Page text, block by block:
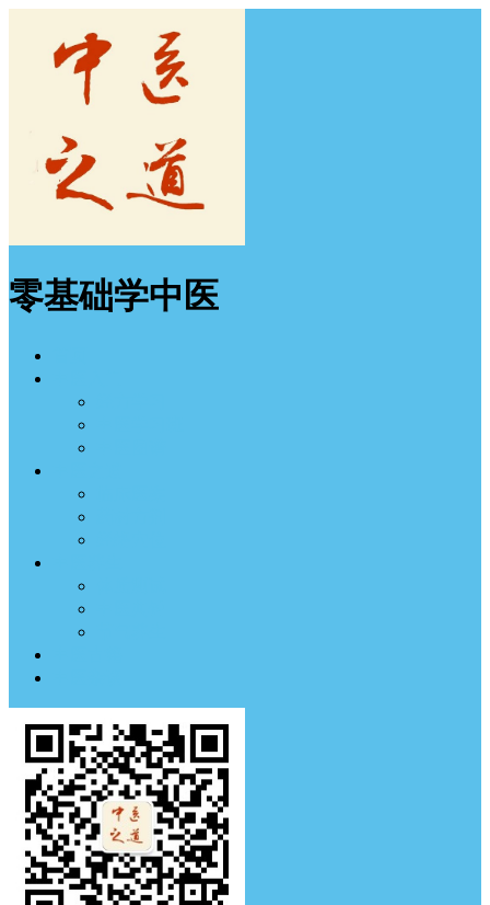
零基础学中医